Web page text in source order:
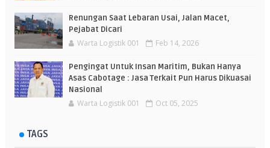
Renungan Saat Lebaran Usai, Jalan Macet,
Pejabat Dicari
Warta Logistik 001 Feb 14, 2026
Pengingat Untuk Insan Maritim, Bukan Hanya
Asas Cabotage : Jasa Terkait Pun Harus Dikuasai
Nasional
Warta Logistik 001 Oct 05, 2025
TAGS